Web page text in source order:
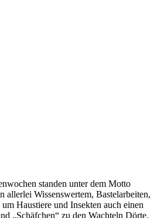
standen unter dem Motto
allerlei Wissenswertem, Bastelarbeiten,
Haustiere und Insekten auch einen
„Schäfchen“ zu den Wachteln Dörte,